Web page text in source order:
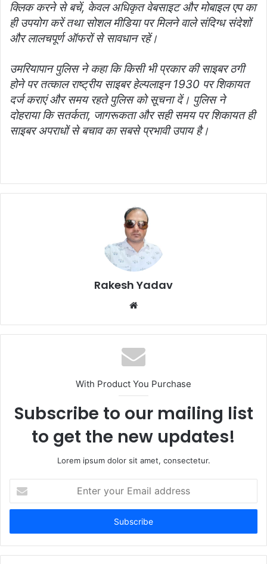
क्लिक करने से बचें, केवल अधिकृत वेबसाइट और मोबाइल एप का
ही उपयोग करें तथा सोशल मीडिया पर मिलने वाले संदिग्ध संदेशों
और लालचपूर्ण ऑफरों से सावधान रहें।
उमरियापान पुलिस ने कहा कि किसी भी प्रकार की साइबर ठगी
होने पर तत्काल राष्ट्रीय साइबर हेल्पलाइन 1930 पर शिकायत
दर्ज कराएं और समय रहते पुलिस को सूचना दें। पुलिस ने
दोहराया कि सतर्कता, जागरूकता और सही समय पर शिकायत ही
साइबर अपराधों से बचाव का सबसे प्रभावी उपाय है।
Rakesh Yadav
b
s
i
e
With Product You Purchase
Subscribe to our mailing list
to get the new updates!
Lorem ipsum dolor sit amet, consectetur.
t
r
y